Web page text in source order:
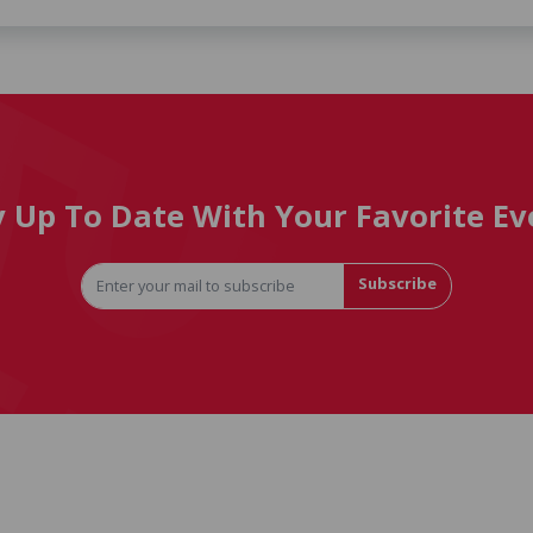
Up To Date With Your Favorite
Subscribe